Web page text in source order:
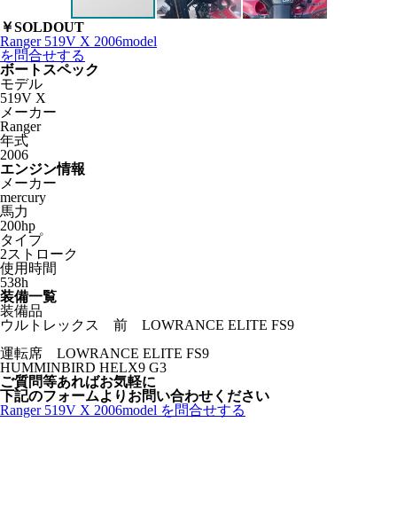
￥SOLDOUT
Ranger 519V X 2006model
を問合せする
ボートスペック
モデル
519V X
メーカー
Ranger
年式
2006
エンジン情報
メーカー
mercury
馬力
200hp
タイプ
2ストローク
使用時間
538h
装備一覧
装備品
ウルトレックス 前 LOWRANCE ELITE FS9
運転席 LOWRANCE ELITE FS9
HUMMINBIRD HELX9 G3
ご質問等あればお気軽に
下記のフォームよりお問い合わせください
Ranger 519V X 2006model を問合せする